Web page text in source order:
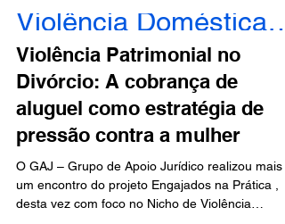
Violência Doméstica - Engajados
Violência Patrimonial no
Divórcio: A cobrança de
aluguel como estratégia de
pressão contra a mulher
O GAJ – Grupo de Apoio Jurídico realizou mais
um encontro do projeto Engajados na Prática ,
desta vez com foco no Nicho de Violência